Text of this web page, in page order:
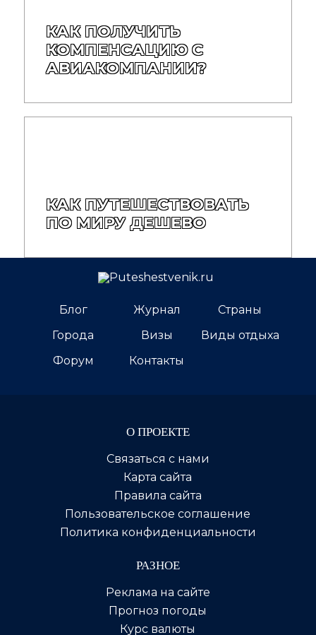
КАК ПОЛУЧИТЬ
КОМПЕНСАЦИЮ С
АВИАКОМПАНИИ?
КАК ПУТЕШЕСТВОВАТЬ
ПО МИРУ ДЕШЕВО
Блог Журнал
Страны
Города
Визы
Виды отдыха
Форум
Контакты
О ПРОЕКТЕ
Связаться с нами
Карта сайта
Правила сайта
Пользовательское соглашение
Политика конфиденциальности
РАЗНОЕ
Реклама на сайте
Прогноз погоды
Курс валюты